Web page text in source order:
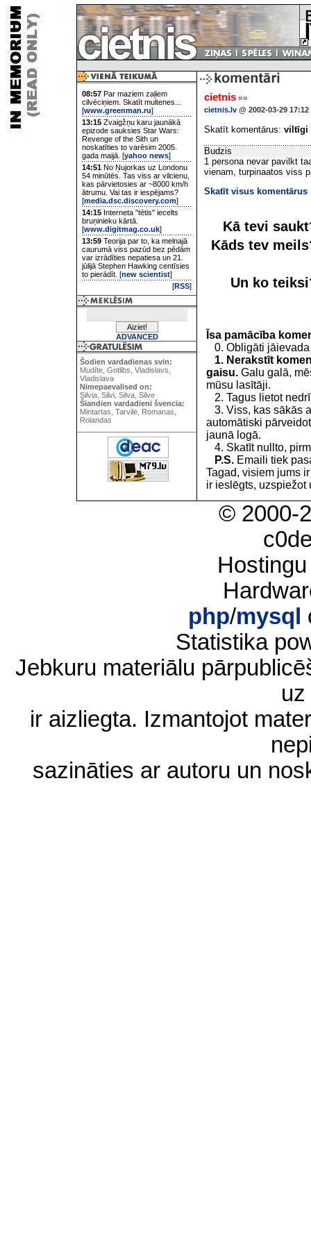
08:57 Par maziem zaļiem
cilvēciņiem. Skatīt multenes...
[www.greenman.ru]
13:15 Zvaigžņu karu jaunākā
epizode sauksies Star Wars:
Revenge of the Sith un
noskatīties to varēsim 2005.
gada maijā. [yahoo news]
14:51 No Ņujorkas uz Londonu
54 minūtēs. Tas viss ar vilcienu,
kas pārvietosies ar ~8000 km/h
ātrumu. Vai tas ir iespējams?
[media.dsc.discovery.com]
14:15 Interneta "tētis" iecelts
bruņinieku kārtā.
[www.digitmag.co.uk]
13:59 Teorija par to, ka melnajā
caurumā viss pazūd bez pēdām
var izrādīties nepatiesa un 21.
jūlijā Stephen Hawking centīsies
to pierādīt. [new scientist]
[RSS]
ADVANCED
Šodien vardadienas svin:
Mudīte, Gotlibs, Vladislavs,
Vladislava
Nimepaevalised on:
Silvia, Silvi, Silva, Silve
Šiandien vardadieni švencia:
Mintartas, Tarvilė, Romanas,
Rolandas
cietnis »»
cietnis.lv @ 2002-03-29 17:12
Skatīt komentārus: viltīgi
Budzis
1 persona nevar pavilkt
vienam, turpinaatos viss
Skatīt visus komentārus
Kā tevi
Kāds tev
Un ko
Īsa pamācība
0. Obligāti jāievada
1. Nerakstīt
gaisu. Galu galā,
mūsu lasītāji.
2. Tagus lietot
3. Viss, kas sākās
automātiski
jaunā logā.
4. Skatīt nullto,
P.S. Emaili tiek
Tagad, visiem jums
ir ieslēgts, uzspiežot
© 2000-
php/mysql
Statistika
Jebkuru materiālu
ir aizliegta. Izmantojot
sazināties ar autoru un